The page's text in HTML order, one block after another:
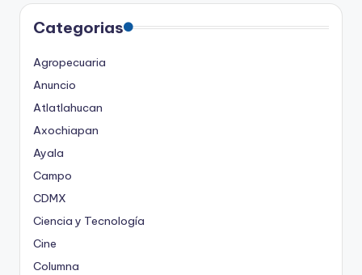
Categorias
Agropecuaria
Anuncio
Atlatlahucan
Axochiapan
Ayala
Campo
CDMX
Ciencia y Tecnología
Cine
Columna